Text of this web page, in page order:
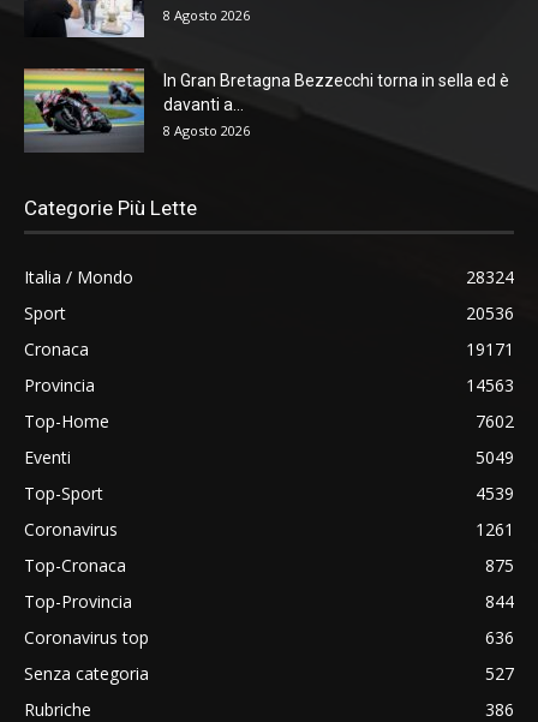
8 Agosto 2026
In Gran Bretagna Bezzecchi torna in sella ed è
davanti a...
8 Agosto 2026
Categorie Più Lette
Italia / Mondo
28324
Sport
20536
Cronaca
19171
Provincia
14563
Top-Home
7602
Eventi
5049
Top-Sport
4539
Coronavirus
1261
Top-Cronaca
875
Top-Provincia
844
Coronavirus top
636
Senza categoria
527
Rubriche
386